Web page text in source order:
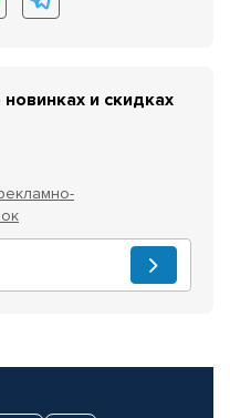
и скидках